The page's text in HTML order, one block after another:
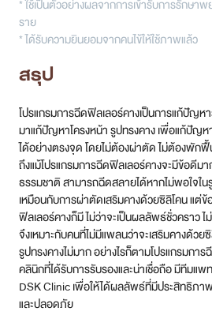
* ใช้เป็นตัวอย่างผลจากการเข้ารับการรักษา
ราย
* ได้รับความยินยอมจากคนไข้ให้ใช้ภาพแล้ว
สรุป
โปรแกรมการฉีดฟิลเลอร์คางเป็นการแก้ปัญหา
มาแก้ปัญหาโครงหน้า รูปทรงคาง เพื่อแก้ปัญห
ได้อย่างตรงจุด โดยไม่ต้องผ่าตัด ไม่ต้องพัก
ถึงแม้โปรแกรมการฉีดฟิลเลอร์คางจะมีข้อดีมา
ธรรมชาติ สามารถฉีดสลายได้หากไม่พอใจใน
เหมือนกับการผ่าตัดเสริมคางด้วยซิลิโคน แต่
ฟิลเลอร์คางก็มี ไม่ว่าจะเป็นผลลัพธ์ชั่วคราว
จึงเหมาะกับคนที่ไม่มีแพลนว่าจะเสริมคางด้ว
รูปทรงคางไม่มาก อย่างไรก็ตามโปรแกรมกา
คลินิกที่ได้รับการรับรองและน่าเชื่อถือ มีทีมแ
DSK Clinic เพื่อให้ได้ผลลัพธ์ที่มีประสิทธิภา
และปลอดภัย